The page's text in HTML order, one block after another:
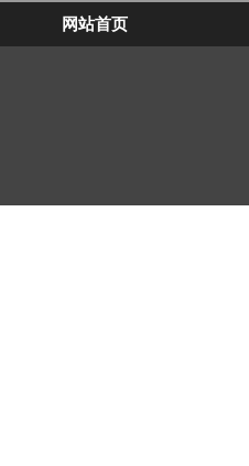
网站首页